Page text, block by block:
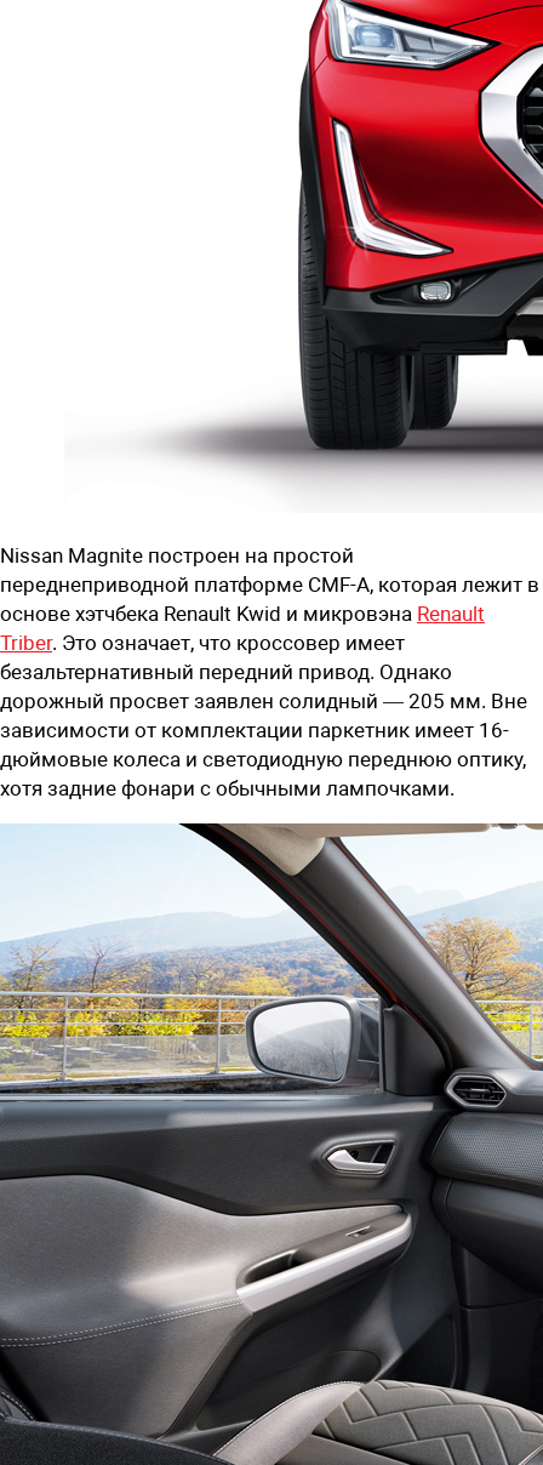
Nissan Magnite построен на простой
переднеприводной платформе CMF-A, которая лежит в
основе хэтчбека Renault Kwid и микровэна Renault
Triber. Это означает, что кроссовер имеет
безальтернативный передний привод. Однако
дорожный просвет заявлен солидный — 205 мм. Вне
зависимости от комплектации паркетник имеет 16-
дюймовые колеса и светодиодную переднюю оптику,
хотя задние фонари с обычными лампочками.